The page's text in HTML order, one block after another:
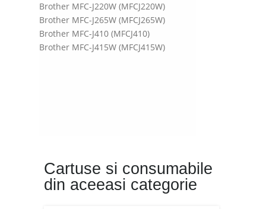
Brother MFC-J220W (MFCJ220W)
Brother MFC-J265W (MFCJ265W)
Brother MFC-J410 (MFCJ410)
Brother MFC-J415W (MFCJ415W)
Cartuse si consumabile
din aceeasi categorie